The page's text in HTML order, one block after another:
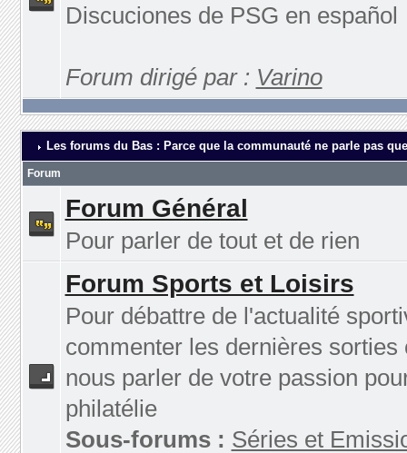
Discuciones de PSG en español
Forum dirigé par : Varino
Les forums du Bas : Parce que la communauté ne parle pas
Forum
Forum Général
Pour parler de tout et de rien
Forum Sports et Loisirs
Pour débattre de l'actualité
commenter les dernières sorties
nous parler de votre passion
philatélie
Sous-forums : Séries et